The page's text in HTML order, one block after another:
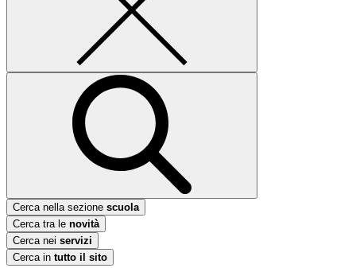
Cerca nella sezione scuola
Cerca tra le novità
Cerca nei servizi
Cerca in tutto il sito